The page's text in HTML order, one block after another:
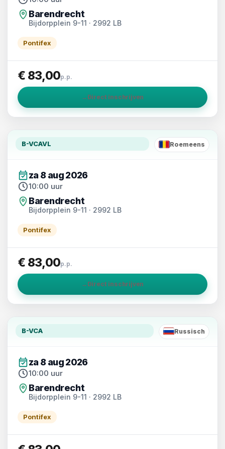
Barendrecht
Bijdorpplein 9-11 · 2992 LB
Pontifex
€ 83,00p.p.
→ Direct inschrijven
B-VCAVL
RO
Roemeens
za 8 aug 2026
10:00 uur
Barendrecht
Bijdorpplein 9-11 · 2992 LB
Pontifex
€ 83,00p.p.
→ Direct inschrijven
B-VCA
RU
Russisch
za 8 aug 2026
10:00 uur
Barendrecht
Bijdorpplein 9-11 · 2992 LB
Pontifex